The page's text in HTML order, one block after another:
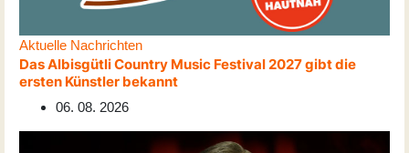
Aktuelle Nachrichten
Das Albisgütli Country Music Festival 2027 gibt die
ersten Künstler bekannt
06. 08. 2026